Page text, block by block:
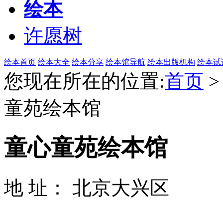
绘本
许愿树
绘本首页 绘本大全 绘本分享 绘本馆导航 绘本出版机构 绘本试
您现在所在的位置:首页
童苑绘本馆
童心童苑绘本馆
地 址： 北京大兴区